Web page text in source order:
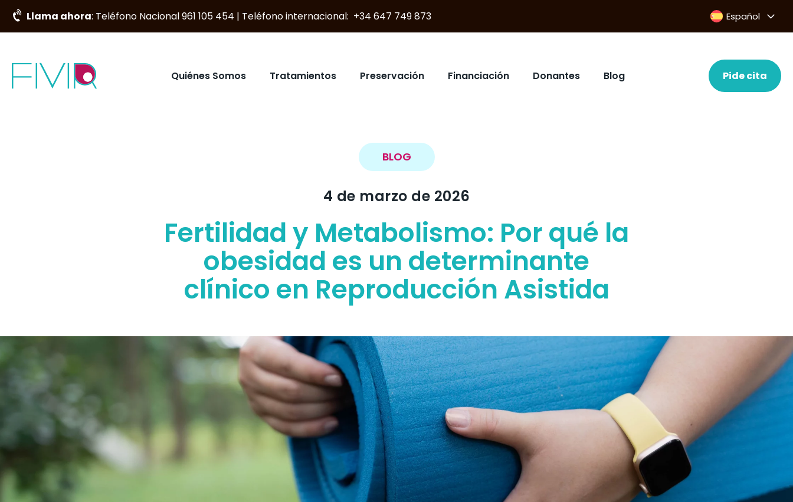
Llama ahora: Teléfono Nacional 961 105 454 | Teléfono internacional: +34 647 749 873 Español
Quiénes Somos Tratamientos Preservación Financiación Donantes Blog Pide cita
BLOG
4 de marzo de 2026
Fertilidad y Metabolismo: Por qué la
obesidad es un determinante
clínico en Reproducción Asistida